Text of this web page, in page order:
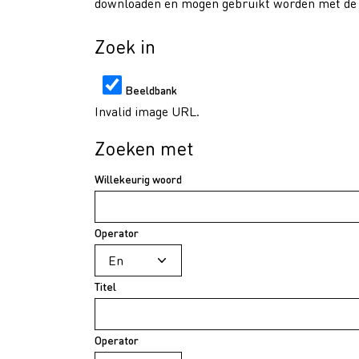
Zoek in
Beeldbank
Invalid image URL.
Zoeken met
Willekeurig woord
Operator
Titel
Operator